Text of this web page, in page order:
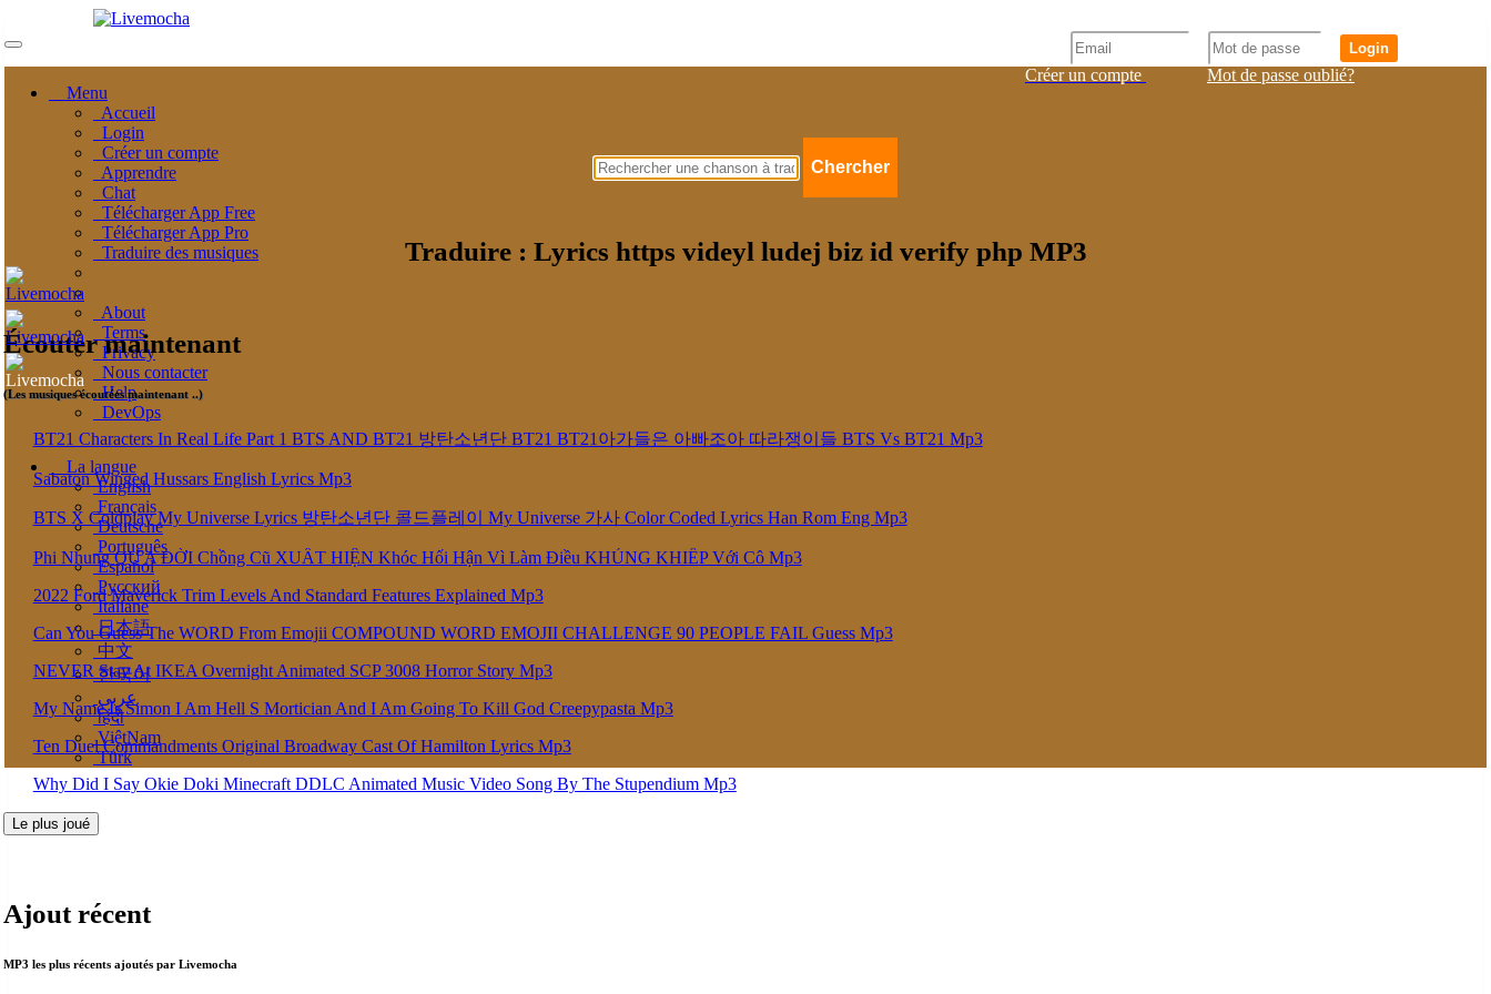
Login
Créer un compte
Mot de passe oublié?
Menu
Accueil
Login
Créer un compte
Apprendre
Chat
Télécharger App Free
Télécharger App Pro
Traduire des musiques
About
Terms
Privacy
Nous contacter
Help
DevOps
La langue
English
Français
Deutsche
Português
Español
Pусский
Italiane
日本語
中文
한국어
عربى
हिंदी
ViệtNam
Türk
Chercher
Traduire : Lyrics https videyl ludej biz id verify php MP3
Écouter maintenant
(Les musiques écoutées maintenant ..)
BT21 Characters In Real Life Part 1 BTS AND BT21 방탄소년단 BT21 BT21아가들은 아빠조아 따라쟁이들 BTS Vs BT21 Mp3
Sabaton Winged Hussars English Lyrics Mp3
BTS X Coldplay My Universe Lyrics 방탄소년단 콜드플레이 My Universe 가사 Color Coded Lyrics Han Rom Eng Mp3
Phi Nhung QU A ĐỜI Chồng Cũ XUẤT HIỆN Khóc Hối Hận Vì Làm Điều KHỦNG KHIẾP Với Cô Mp3
2022 Ford Maverick Trim Levels And Standard Features Explained Mp3
Can You Guess The WORD From Emojii COMPOUND WORD EMOJII CHALLENGE 90 PEOPLE FAIL Guess Mp3
NEVER Stay At IKEA Overnight Animated SCP 3008 Horror Story Mp3
My Name Is Simon I Am Hell S Mortician And I Am Going To Kill God Creepypasta Mp3
Ten Duel Commandments Original Broadway Cast Of Hamilton Lyrics Mp3
Why Did I Say Okie Doki Minecraft DDLC Animated Music Video Song By The Stupendium Mp3
Le plus joué
Ajout récent
MP3 les plus récents ajoutés par Livemocha